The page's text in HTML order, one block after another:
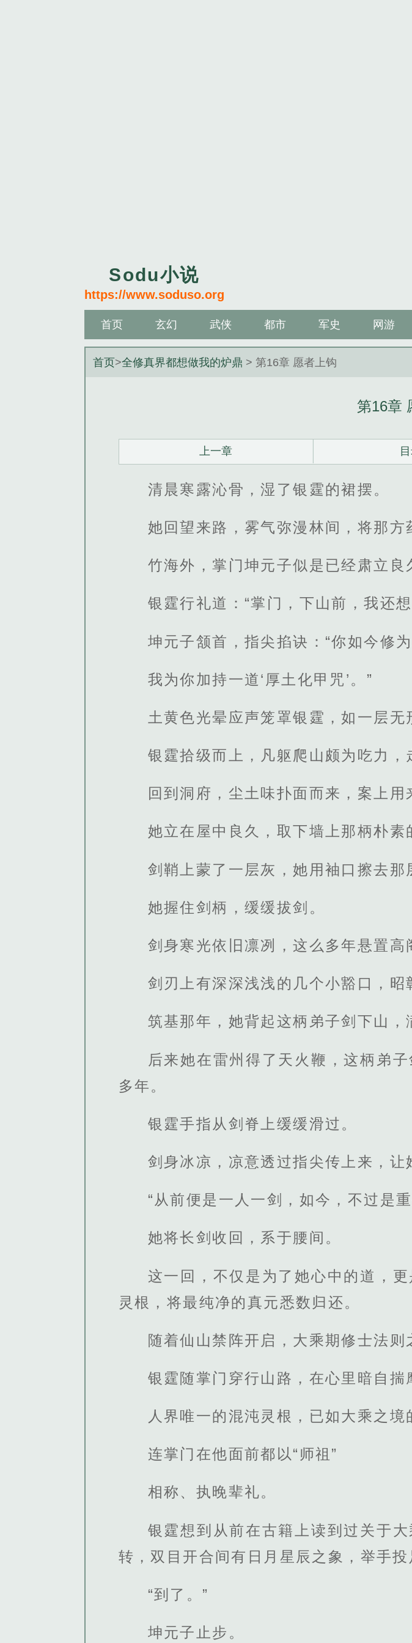
Sodu小说
https://www.soduso.org
首页 玄幻 武侠 都市 军史 网游
首页>全修真界都想做我的炉鼎 > 第16章 愿者上钩
第16章
上一章
清晨寒露沁骨，湿了银霆的裙摆。
她回望来路，雾气弥漫林间，将那方
竹海外，掌门坤元子似是已经肃立良
银霆行礼道：“掌门，下山前，我还
坤元子颔首，指尖掐诀：“你如今修
我为你加持一道‘厚土化甲咒’。”
土黄色光晕应声笼罩银霆，如一层无
银霆拾级而上，凡躯爬山颇为吃力，
回到洞府，尘土味扑面而来，案上用
她立在屋中良久，取下墙上那柄朴素
剑鞘上蒙了一层灰，她用袖口擦去那
她握住剑柄，缓缓拔剑。
剑身寒光依旧凛冽，这么多年悬置高
剑刃上有深深浅浅的几个小豁口，昭
筑基那年，她背起这柄弟子剑下山，
后来她在雷州得了天火鞭，这柄弟
多年。
银霆手指从剑脊上缓缓滑过。
剑身冰凉，凉意透过指尖传上来，让
“从前便是一人一剑，如今，不过是
她将长剑收回，系于腰间。
这一回，不仅是为了她心中的道，
灵根，将最纯净的真元悉数归还。
随着仙山禁阵开启，大乘期修士法则
银霆随掌门穿行山路，在心里暗自揣
人界唯一的混沌灵根，已如大乘之境
连掌门在他面前都以“师祖”
相称、执晚辈礼。
银霆想到从前在古籍上读到过关于
转，双目开合间有日月星辰之象，举手投
“到了。”
坤元子止步。